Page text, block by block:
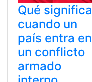
Qué significa
cuando un
país entra en
un conflicto
armado